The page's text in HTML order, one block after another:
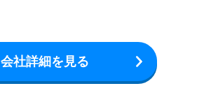
会社詳細を見る